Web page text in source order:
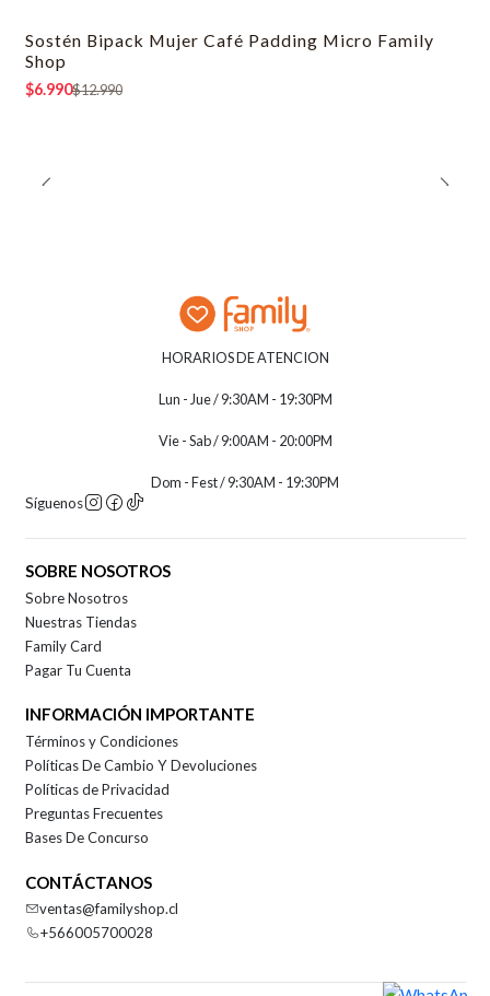
-46% OFF
Sostén Bipack Mujer Café Padding Micro Family
Shop
$6.990$12.990
HORARIOS DE ATENCION
Lun - Jue / 9:30AM - 19:30PM
Vie - Sab / 9:00AM - 20:00PM
Dom - Fest / 9:30AM - 19:30PM
Síguenos
SOBRE NOSOTROS
Sobre Nosotros
Nuestras Tiendas
Family Card
Pagar Tu Cuenta
INFORMACIÓN IMPORTANTE
Términos y Condiciones
Políticas De Cambio Y Devoluciones
Políticas de Privacidad
Preguntas Frecuentes
Bases De Concurso
CONTÁCTANOS
ventas@familyshop.cl
+566005700028